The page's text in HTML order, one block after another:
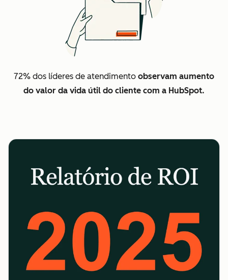
72% dos líderes de atendimento observam aumento
do valor da vida útil do cliente com a HubSpot.